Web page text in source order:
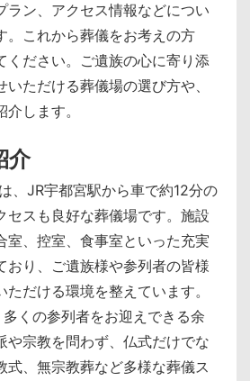
ラン、アクセス情報などについ
。これから葬儀をお考えの方
ください。ご遺族の心に寄り添
ただける葬儀場の選び方や、
します。
介
、JR宇都宮駅から車で約12分の
セスも良好な葬儀場です。施設
室、控室、食事室といった充実
おり、ご遺族様や参列者の皆様
だける環境を整えています。
くの参列者をお迎えできる余
や宗教を問わず、仏式だけでな
式、無宗教葬など多様な葬儀ス